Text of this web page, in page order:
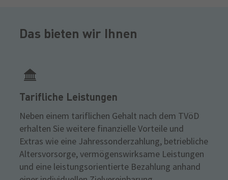
Das bieten wir Ihnen
Tarifliche Leistungen
Neben einem tariflichen Gehalt nach dem TVöD
erhalten Sie weitere finanzielle Vorteile und
Extras wie eine Jahressonderzahlung, betriebliche
Altersvorsorge, vermögenswirksame Leistungen
und eine leistungsorientierte Bezahlung anhand